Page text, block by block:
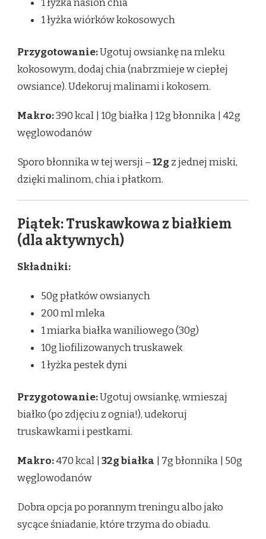
1 łyżka nasion chia
1 łyżka wiórków kokosowych
Przygotowanie:Ugotuj owsiankę na mleku
kokosowym, dodaj chia (nabrzmieje w ciepłej
owsiance). Udekoruj malinami i kokosem.
Makro:390 kcal | 10g białka | 12g błonnika | 42g
węglowodanów
Sporo błonnika w tej wersji –12g z jednej miski,
dzięki malinom, chia i płatkom.
Piątek: Truskawkowa z białkiem
(dla aktywnych)
Składniki:
50g płatków owsianych
200 ml mleka
1 miarka białka waniliowego (30g)
10g liofilizowanych truskawek
1 łyżka pestek dyni
Przygotowanie:Ugotuj owsiankę, wmieszaj
białko (po zdjęciu z ognia!), udekoruj
truskawkami i pestkami.
Makro:470 kcal | 32g białka | 7g błonnika | 50g
węglowodanów
Dobra opcja po porannym treningu albo jako
sycące śniadanie, które trzyma do obiadu.